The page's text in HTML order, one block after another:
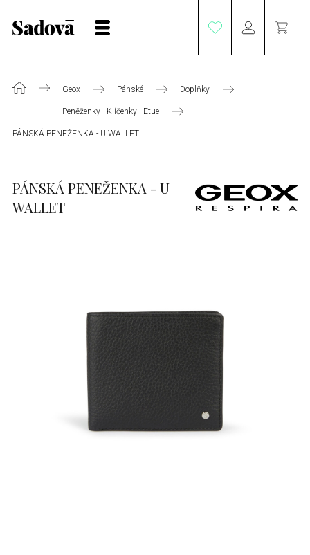
Geox Pánské Doplňky
Peněženky - Klíčenky - Etue
PÁNSKÁ PENEŽENKA - U WALLET
PÁNSKÁ PENEŽENKA - U
WALLET